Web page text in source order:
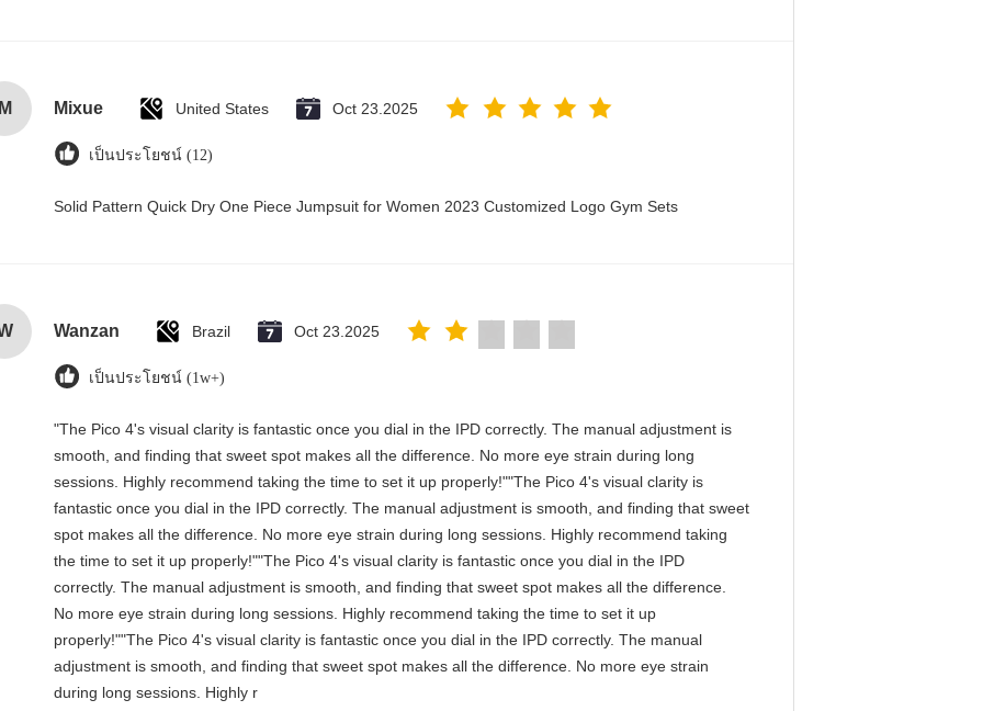
M Mixue United States Oct 23.2025
เป็นประโยชน์ (12)
Solid Pattern Quick Dry One Piece Jumpsuit for Women 2023 Customized Logo Gym Sets
Wanzan Brazil Oct 23.2025
เป็นประโยชน์ (1w+)
"The Pico 4's visual clarity is fantastic once you dial in the IPD correctly. The manual adjustment is
smooth, and finding that sweet spot makes all the difference. No more eye strain during long
sessions. Highly recommend taking the time to set it up properly!""The Pico 4's visual clarity is
fantastic once you dial in the IPD correctly. The manual adjustment is smooth, and finding that sweet
spot makes all the difference. No more eye strain during long sessions. Highly recommend taking
the time to set it up properly!""The Pico 4's visual clarity is fantastic once you dial in the IPD
correctly. The manual adjustment is smooth, and finding that sweet spot makes all the difference.
No more eye strain during long sessions. Highly recommend taking the time to set it up
properly!""The Pico 4's visual clarity is fantastic once you dial in the IPD correctly. The manual
adjustment is smooth, and finding that sweet spot makes all the difference. No more eye strain
during long sessions. Highly r